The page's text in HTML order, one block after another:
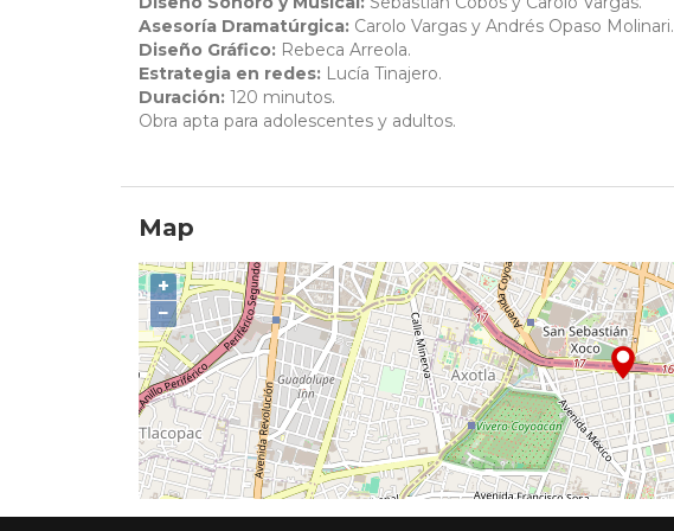
Asesoría Dramatúrgica: Carolo Vargas y Andrés Opaso Molinari.
Diseño Gráfico: Rebeca Arreola.
Estrategia en redes: Lucía Tinajero.
Duración: 120 minutos.
Obra apta para adolescentes y adultos.
Map
+
−